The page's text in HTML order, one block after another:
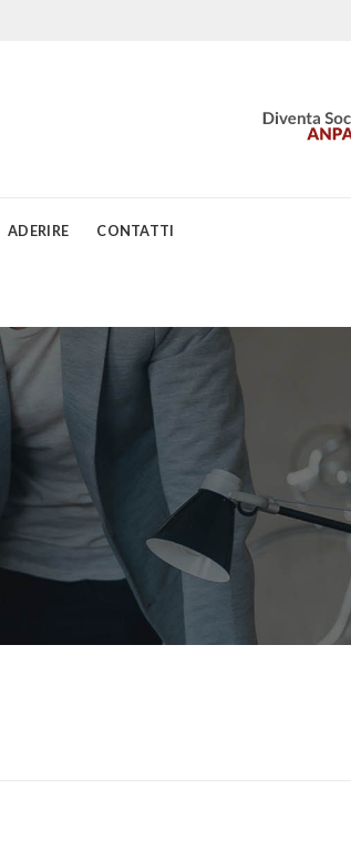
ADERIRE CONTATTI